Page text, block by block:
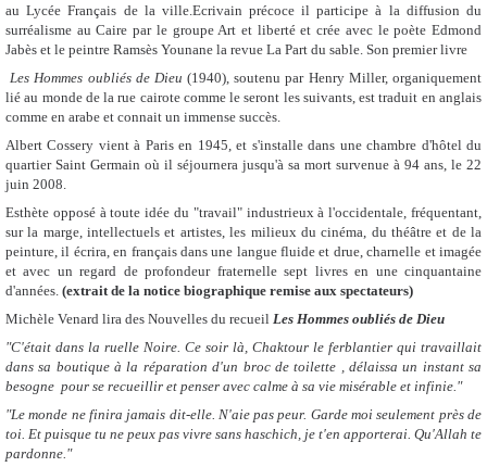
au Lycée Français de la ville.Ecrivain précoce il participe à la diffusion du
surréalisme au Caire parle groupe Art et liberté et crée avec le poète Edmond
Jabès et le peintre Ramsès Younane la revue La Part du sable. Son premier livre
Les Hommes oubliés de Dieu (1940), soutenu par Henry Miller, organiquement
lié au monde de la rue cairote comme le seront les suivants,est traduit en anglais
comme en arabe et connait un immense succès.
Albert Cossery vient à Paris en 1945, et s'installe dans une chambre d'hôtel du
quartier Saint Germain où il séjournera jusqu'à sa mort survenue à 94 ans, le 22
juin 2008.
Esthète opposé à toute idée du "travail" industrieux à l'occidentale, fréquentant,
sur la marge, intellectuels et artistes, les milieux ducinéma, du théâtre et de la
peinture, il écrira, en français dans une langue fluide et drue, charnelle et imagée
et avec un regard deprofondeur fraternelle sept livres en une cinquantaine
d'années. (extrait de la notice biographique remise aux spectateurs)
Michèle Venard lira des Nouvelles du recueil Les Hommes oubliés de Dieu
"C'était dans la ruelle Noire. Ce soir là, Chaktour le ferblantier qui travaillait
dans sa boutique à la réparation d'un broc de toilette , délaissa un instant sa
besogne pour se recueillir et penser avec calme à sa vie misérable et infinie."
"Le monde ne finira jamais dit-elle. N'aie pas peur. Garde moi seulement près de
toi. Et puisque tu ne peux pas vivre sans haschich, je t'en apporterai. Qu'Allah te
pardonne."